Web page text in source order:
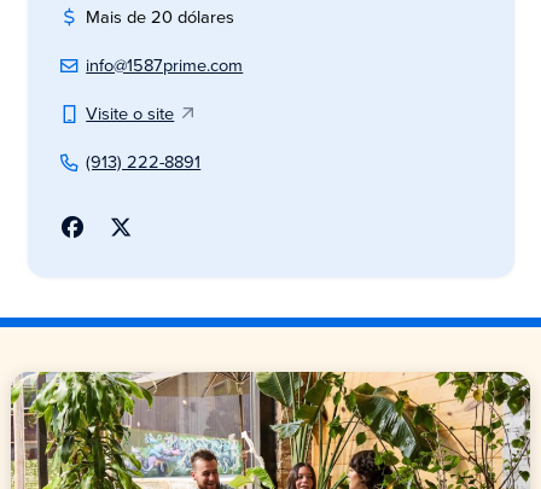
Mais de 20 dólares
info@1587prime.com
Visite o site
(913) 222-8891